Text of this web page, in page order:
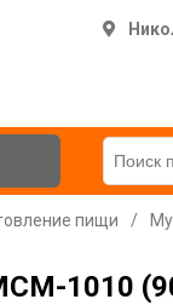
пищи /
1010